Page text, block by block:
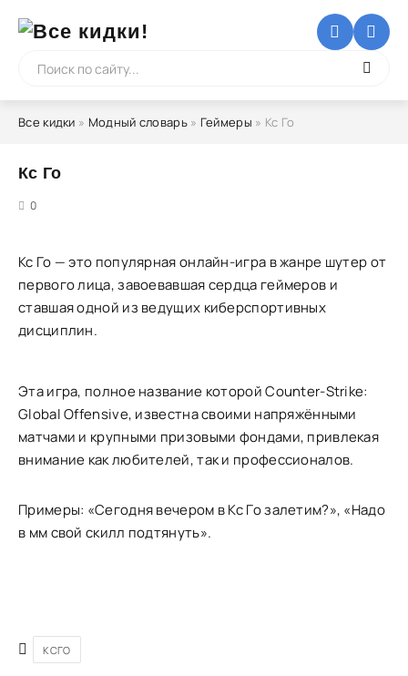
Все кидки » Модный словарь» Геймеры » Кс Го
Кс Го
0
Кс Го — это популярная онлайн-игра в жанре шутер от
первого лица, завоевавшая сердца геймеров и
ставшая одной из ведущих киберспортивных
дисциплин.
Эта игра, полное название которой Counter-Strike:
Global Offensive, известна своими напряжёнными
матчами и крупными призовыми фондами, привлекая
внимание как любителей, так и профессионалов.
Примеры: «Сегодня вечером в Кс Го залетим?», «Надо
в мм свой скилл подтянуть».
КСГО